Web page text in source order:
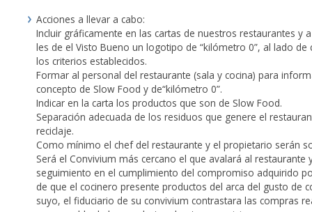
Acciones a llevar a cabo:
Incluir gráficamente en las cartas de nuestros restaurantes y
les de el Visto Bueno un logotipo de “kilómetro 0”, al lado de
los criterios establecidos.
Formar al personal del restaurante (sala y cocina) para
concepto de Slow Food y de“kilómetro 0”.
Indicar en la carta los productos que son de Slow Food.
Separación adecuada de los residuos que genere el
reciclaje.
Como mínimo el chef del restaurante y el propietario serán
Será el Convivium más cercano el que avalará al
seguimiento en el cumplimiento del compromiso adquirido
de que el cocinero presente productos del arca del gusto de
suyo, el fiduciario de su convivium contrastara las compras